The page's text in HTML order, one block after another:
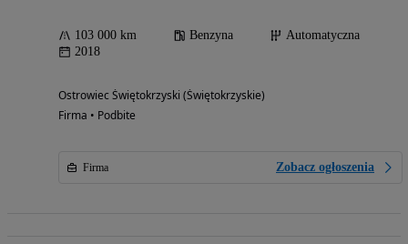
103 000 km Benzyna
Automatyczna
2018
Ostrowiec Świętokrzyski (Świętokrzyskie)
Firma • Podbite
Firma Zobacz ogłoszenia